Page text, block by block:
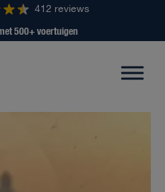
412 reviews
500+ voertuigen